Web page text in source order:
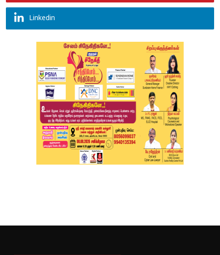
Linkedin